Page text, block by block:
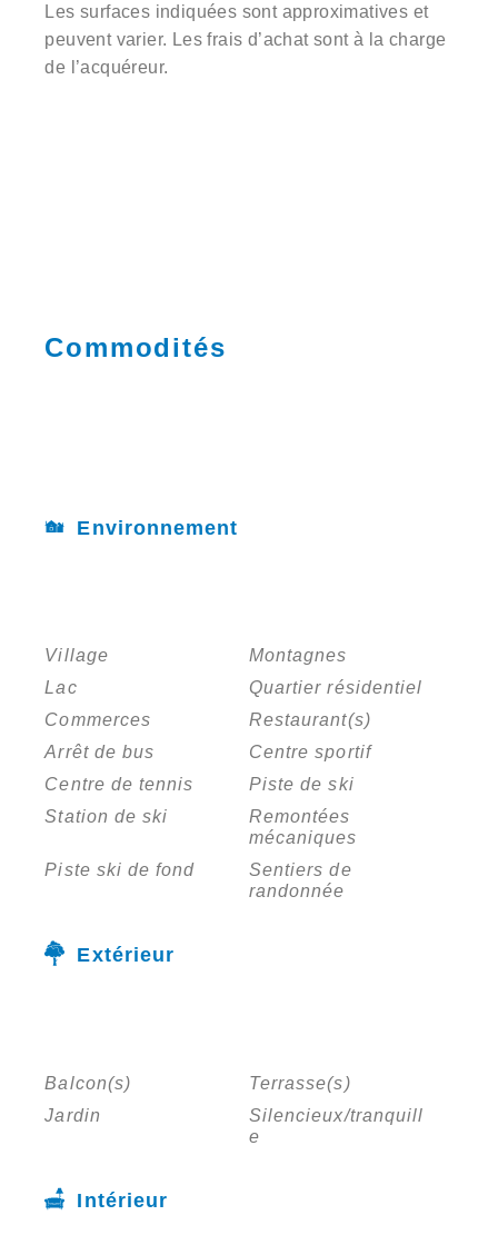
Les surfaces indiquées sont approximatives et
peuvent varier. Les frais d’achat sont à la charge
de l’acquéreur.
Commodités
Environnement
Village
Montagnes
Lac
Quartier résidentiel
Commerces
Restaurant(s)
Arrêt de bus
Centre sportif
Centre de tennis
Piste de ski
Station de ski
Remontées
mécaniques
Piste ski de fond
Sentiers de
randonnée
Extérieur
Balcon(s)
Terrasse(s)
Jardin
Silencieux/tranquill
e
Intérieur